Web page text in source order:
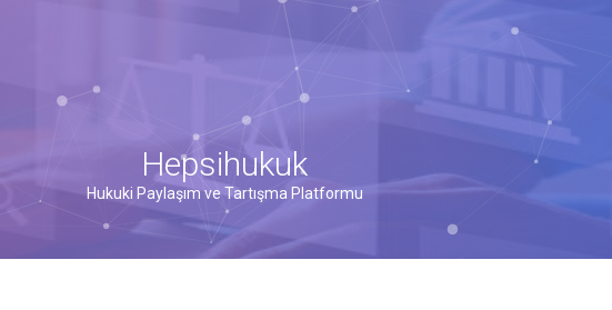
Hepsihukuk
Hukuki Paylaşım ve Tartışma Platformu